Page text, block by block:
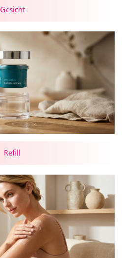
Gesicht
Refill